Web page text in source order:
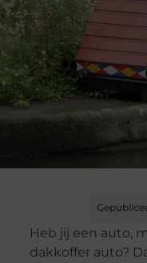
Heb jij een auto,
dakkoffer auto?